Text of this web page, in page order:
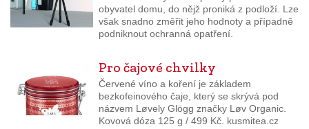
obyvatel domu, do nějž proniká z podloží. Lze
však snadno změřit jeho hodnoty a případně
podniknout ochranná opatření.
Pro čajové chvilky
Červené víno a koření je základem
bezkofeinového čaje, který se skrývá pod
názvem Løvely Glögg značky Løv Organic.
Kovová dóza 125 g / 499 Kč. kusmitea.cz